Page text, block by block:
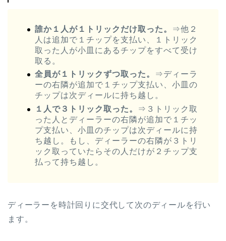
誰か１人が１トリックだけ取った。
⇒他２
人は追加で１チップを支払い、１トリック
取った人が小皿にあるチップをすべて受け
取る。
全員が１トリックずつ取った。
⇒ディーラ
ーの右隣が追加で１チップ支払い、小皿の
チップは次ディールに持ち越し。
１人で３トリック取った。
⇒３トリック取
った人とディーラーの右隣が追加で１チッ
プ支払い、小皿のチップは次ディールに持
ち越し。もし、ディーラーの右隣が３トリ
ック取っていたらその人だけが２チップ支
払って持ち越し。
ディーラーを時計回りに交代して次のディールを行い
ます。